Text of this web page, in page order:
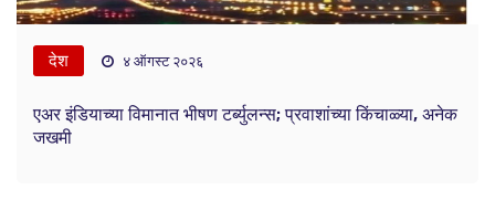
देश ४ ऑगस्ट २०२६
एअर इंडियाच्या विमानात भीषण टर्ब्युलन्स; प्रवाशांच्या किंचाळ्या, अनेक
जखमी